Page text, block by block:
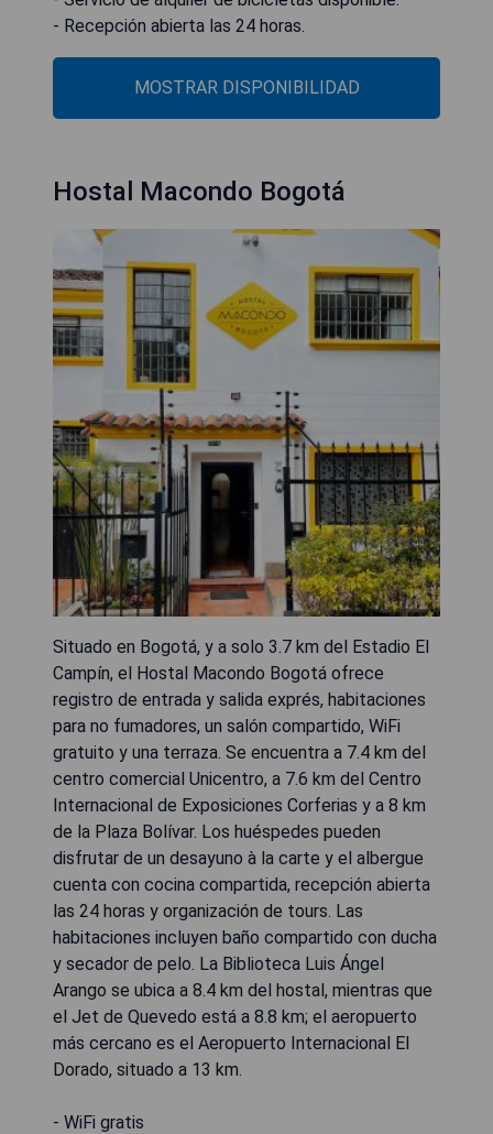
- Recepción abierta las 24 horas.
MOSTRAR DISPONIBILIDAD
Hostal Macondo Bogotá
Situado en Bogotá, y a solo 3.7 km del Estadio El
Campín, el Hostal Macondo Bogotá ofrece
registro de entrada y salida exprés, habitaciones
para no fumadores, un salón compartido, WiFi
gratuito y una terraza. Se encuentra a 7.4 km del
centro comercial Unicentro, a 7.6 km del Centro
Internacional de Exposiciones Corferias y a 8 km
de la Plaza Bolívar. Los huéspedes pueden
disfrutar de un desayuno à la carte y el albergue
cuenta con cocina compartida, recepción abierta
las 24 horas y organización de tours. Las
habitaciones incluyen baño compartido con ducha
y secador de pelo. La Biblioteca Luis Ángel
Arango se ubica a 8.4 km del hostal, mientras que
el Jet de Quevedo está a 8.8 km; el aeropuerto
más cercano es el Aeropuerto Internacional El
Dorado, situado a 13 km.
- WiFi gratis